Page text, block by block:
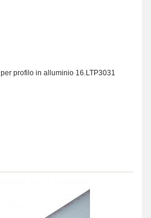
profilo in alluminio 16.LTP3031